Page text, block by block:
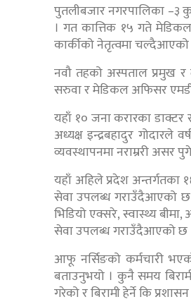
पुतलीबजार नगरपालिका –३
। गत कात्तिक १५ गते
कार्कीको नेतृत्वमा
नवौ तहको अस्पताल प्रमुख
सरुवा र मेडिकल अफिसर
यहाँ १० जना करारका
अध्यक्ष इन्द्रबहादुर
व्यवस्थापनमा नराम्ररी असर
यहाँ अहिले प्रदेश अन्तर्गतका
सेवा उपलब्ध गराउँदैआएको छ ।
भिडियो एक्सरे, स्वास्थ्य
सेवा उपलब्ध गराउँदैआएको छ
आफू नर्सिङको कर्मचारी
बताउनुभयो । कुनै समय
गरेको र बिरामी हेर्ने कि